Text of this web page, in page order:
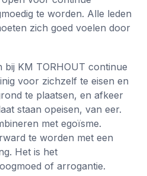
te worden. Alle leden
zich goed voelen door
bij KM TORHOUT continue
voor zichzelf te eisen en
te plaatsen, en afkeer
staan opeisen, van eer.
met egoïsme.
te worden met een
Het is het
of arrogantie.